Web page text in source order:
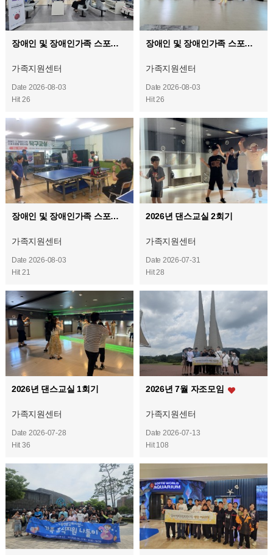
장애인 및 장애인가족 스포츠 활동 증진사업 (볼링교실)
가족지원센터
Date 2026-08-03
Hit 26
장애인 및 장애인가족 스포츠 활동 증진사업 (필라테스교실)
가족지원센터
Date 2026-08-03
Hit 26
장애인 및 장애인가족 스포츠 활동 증진사업 (탁구교실)
가족지원센터
Date 2026-08-03
Hit 21
2026년 댄스교실 2회기
가족지원센터
Date 2026-07-31
Hit 28
2026년 댄스교실 1회기
가족지원센터
Date 2026-07-28
Hit 36
2026년 7월 자조모임
가족지원센터
Date 2026-07-13
Hit 108